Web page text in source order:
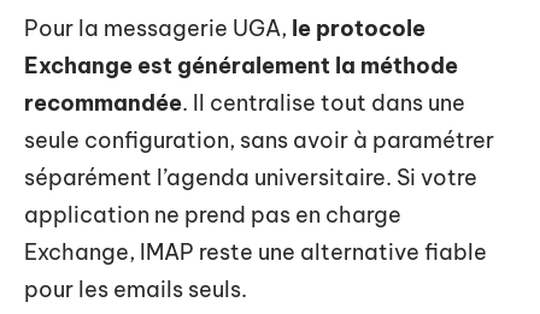
Pour la messagerie UGA, le protocole
Exchange est généralement la méthode
recommandée. Il centralise tout dans une
seule configuration, sans avoir à paramétrer
séparément l’agenda universitaire. Si votre
application ne prend pas en charge
Exchange, IMAP reste une alternative fiable
pour les emails seuls.